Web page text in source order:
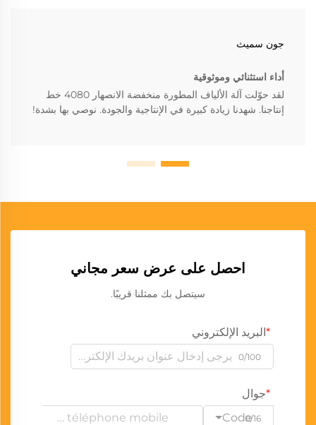
جون سميث
أداء استثنائي وموثوقية
لقد حوّلت آلة الألياف المطورة منخفضة الانصهار 4080 خط
إنتاجنا. شهدنا زيادة كبيرة في الإنتاجية والجودة. نوصي بها بشدة!
احصل على عرض سعر مجاني
سيتصل بك ممثلنا قريبًا.
البريد الإلكتروني
0/100
جوال
Code0/16